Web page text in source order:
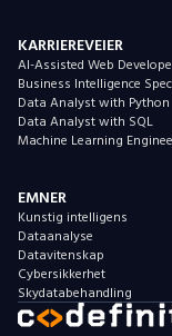
KARRIEREVEIER
AI-Assisted Web
Business Intelligence
Data Analyst with Python
Data Analyst with SQL
Machine Learning
EMNER
Kunstig intelligens
Dataanalyse
Datavitenskap
Cybersikkerhet
Skydatabehandling